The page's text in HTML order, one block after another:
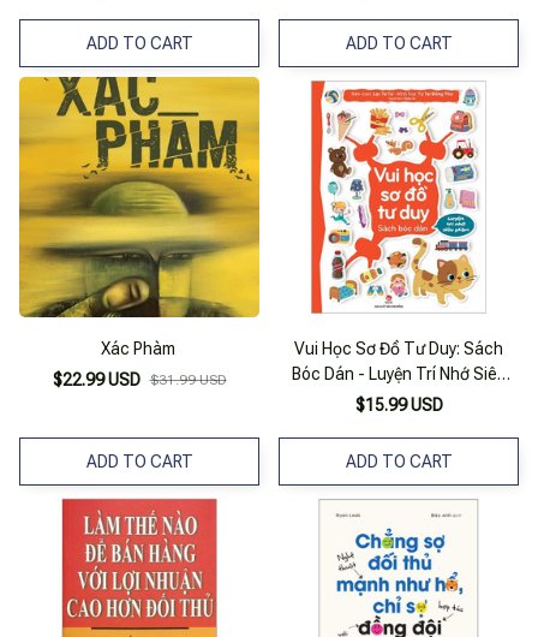
ADD TO CART ADD TO CART
Xác Phàm
$22.99 USD $31.99 USD
ADD TO CART
Vui Học Sơ Đồ Tư Duy: Sách
Bóc Dán - Luyện Trí Nhớ Siêu
Phàm
$15.99 USD
ADD TO CART